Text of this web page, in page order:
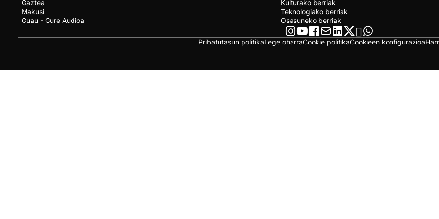
Gaztea
Makusi
Guau - Gure Audioa
Kulturako berriak
Teknologiako berriak
Osasuneko berriak
Pribatutasun politikaLege oharraCookie politikaCookieen konfigurazioa